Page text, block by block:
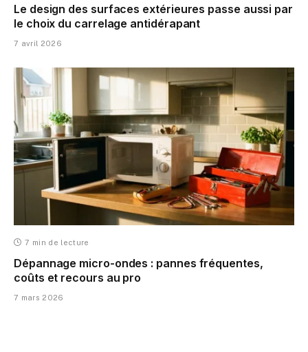
Le design des surfaces extérieures passe aussi par
le choix du carrelage antidérapant
7 avril 2026
7 min de lecture
Dépannage micro-ondes : pannes fréquentes,
coûts et recours au pro
7 mars 2026